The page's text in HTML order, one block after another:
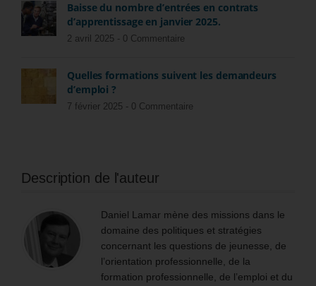
Baisse du nombre d’entrées en contrats
d’apprentissage en janvier 2025.
2 avril 2025 - 0 Commentaire
Quelles formations suivent les demandeurs
d’emploi ?
7 février 2025 - 0 Commentaire
Description de l'auteur
Daniel Lamar mène des missions dans le
domaine des politiques et stratégies
concernant les questions de jeunesse, de
l’orientation professionnelle, de la
formation professionnelle, de l’emploi et du